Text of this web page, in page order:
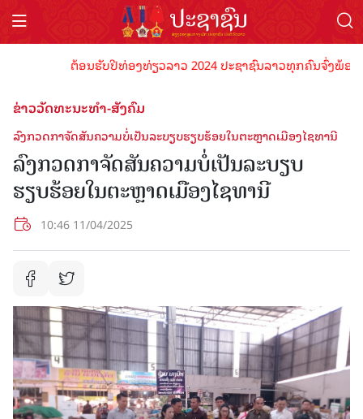
ຕ້ອນຮັບປີທ່ອງທ່ຽວລາວ 2024 ປະຊາຊົນລາວທຸກຄົນຈົ່ງພ້ອມ
ຂ່າວວັດທະນະທຳ-ສັງຄົມ
ລົງກວດກາຈັດສັນຄວາມບໍ່ເປັນລະບຽບຮຽບຮ້ອຍໃນຕະຫຼາດເມືອງໄຊທານີ
ລົງກວດກາຈັດສັນຄວາມບໍ່ເປັນລະບຽບ
ຮຽບຮ້ອຍໃນຕະຫຼາດເມືອງໄຊທານີ
10:46 11/04/2025